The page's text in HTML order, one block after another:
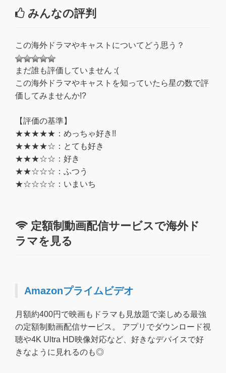
みんなの評判
この海外ドラマやキャストについてどう思う？
まだ誰も評価していません :(
この海外ドラマやキャストを知っていたら星の数で評
価してみませんか!?
【評価の基準】
★★★★★：めっちゃ好き!!
★★★★☆：とても好き
★★★☆☆：好き
★★☆☆☆：ふつう
★☆☆☆☆：いまいち
定額制動画配信サービスで海外ド
ラマを見る
Amazonプライムビデオ
月額約400円で映画もドラマも見放題で楽しめる最強
の定額制動画配信サービス。 アプリでダウンロード視
聴や4K Ultra HD映像対応など、好きなデバイスで好
きなように見れるのも◎